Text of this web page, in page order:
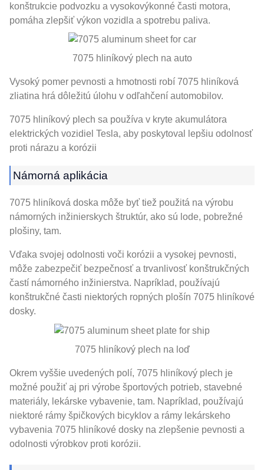
konštrukcie podvozku a vysokovýkonné časti motora,
pomáha zlepšiť výkon vozidla a spotrebu paliva.
7075 hliníkový plech na auto
Vysoký pomer pevnosti a hmotnosti robí 7075 hliníková
zliatina hrá dôležitú úlohu v odľahčení automobilov.
7075 hliníkový plech sa používa v kryte akumulátora
elektrických vozidiel Tesla, aby poskytoval lepšiu odolnosť
proti nárazu a korózii
Námorná aplikácia
7075 hliníková doska môže byť tiež použitá na výrobu
námorných inžinierskych štruktúr, ako sú lode, pobrežné
plošiny, tam.
Vďaka svojej odolnosti voči korózii a vysokej pevnosti,
môže zabezpečiť bezpečnosť a trvanlivosť konštrukčných
častí námorného inžinierstva. Napríklad, používajú
konštrukčné časti niektorých ropných plošín 7075 hliníkové
dosky.
7075 hliníkový plech na loď
Okrem vyššie uvedených polí, 7075 hliníkový plech je
možné použiť aj pri výrobe športových potrieb, stavebné
materiály, lekárske vybavenie, tam. Napríklad, používajú
niektoré rámy špičkových bicyklov a rámy lekárskeho
vybavenia 7075 hliníkové dosky na zlepšenie pevnosti a
odolnosti výrobkov proti korózii.